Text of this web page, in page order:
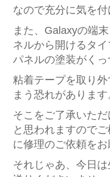
なので充分に気を付
また、Galaxyの端
ネルから開けるタ
パネルの塗装がくっ
粘着テープを取り
まう恐れがあります
そこをご了承いた
と思われますので
に修理のご依頼をお
それじゃあ、今日